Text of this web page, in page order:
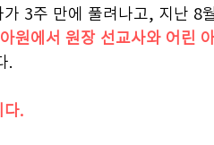
3주 만에 풀려나고, 지난 8
아원에서 원장 선교사와 어린
.
.